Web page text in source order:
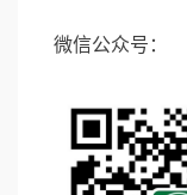
微信公众号：